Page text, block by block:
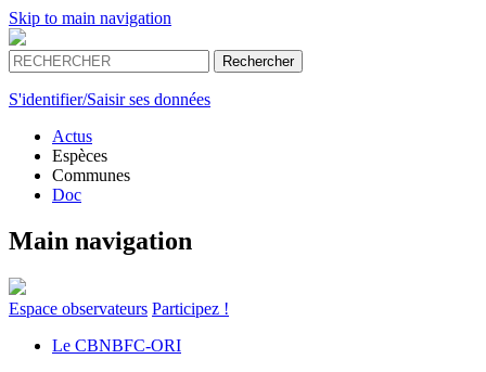
Skip to main navigation
S'identifier/Saisir ses données
Actus
Espèces
Communes
Doc
Main navigation
Espace observateurs Participez !
Le CBNBFC-ORI